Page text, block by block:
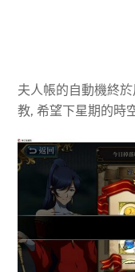
夫人帳的自動機終
教, 希望下星期的時